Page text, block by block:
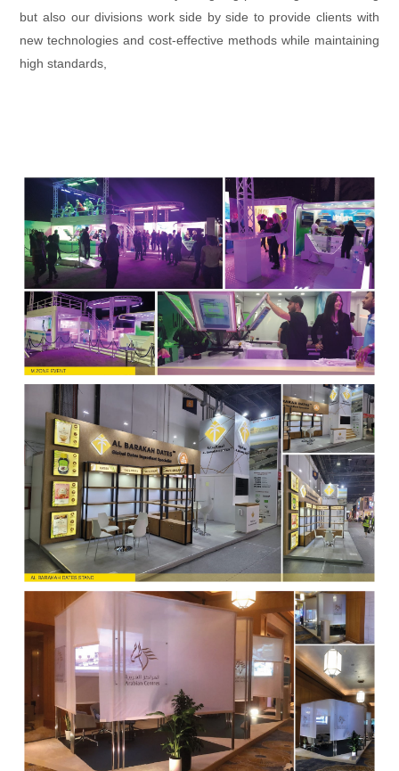
but also our divisions work side by side to provide clients with
new technologies and cost-effective methods while maintaining
high standards,